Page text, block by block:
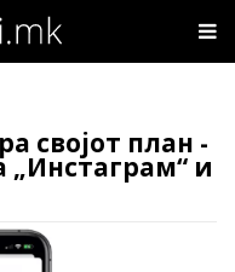
својот план -
„Инстаграм“ и